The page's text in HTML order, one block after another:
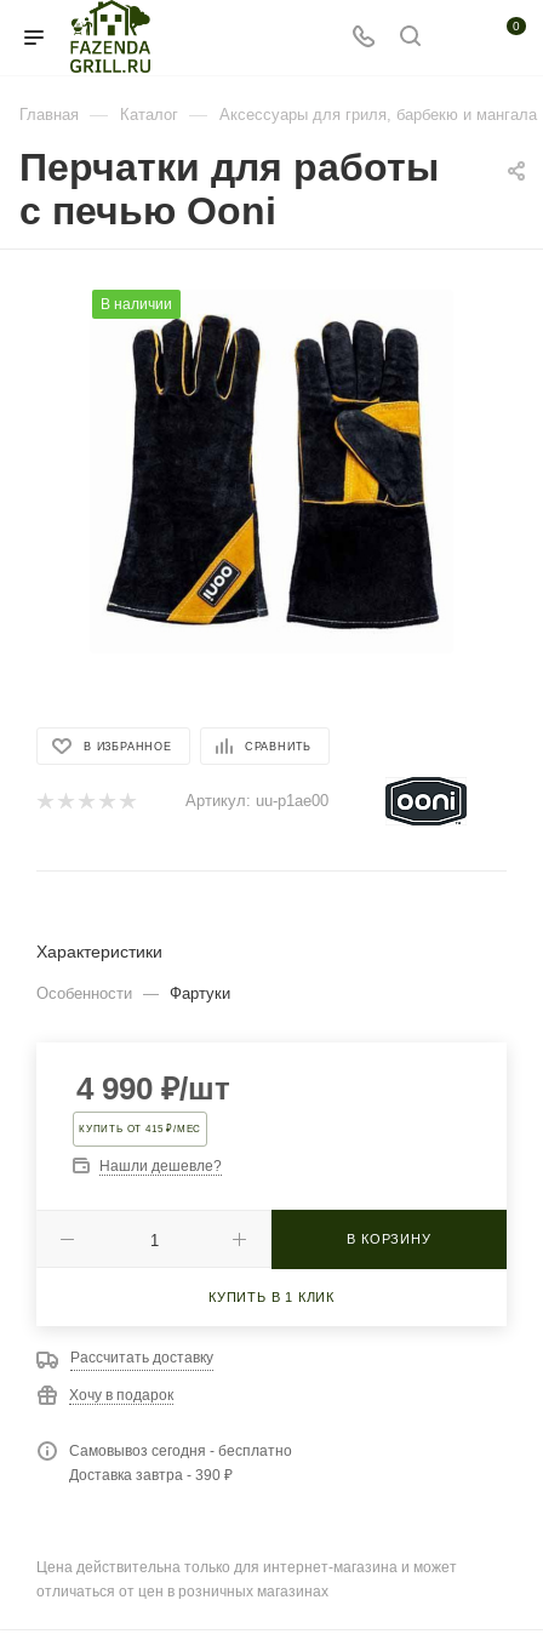
0
Главная — Каталог — Аксессуары для гриля, барбекю и мангала
Перчатки для работы
с печью Ooni
В наличии
В ИЗБРАННОЕ СРАВНИТЬ
Артикул: uu-p1ae00
Характеристики
Особенности — Фартуки
4 990 ₽/шт
КУПИТЬ ОТ 415 ₽/МЕС
Нашли дешевле?
В КОРЗИНУ
КУПИТЬ В 1 КЛИК
Рассчитать доставку
Хочу в подарок
Самовывоз сегодня - бесплатно
Доставка завтра - 390 ₽
Цена действительна только для интернет-магазина и может
отличаться от цен в розничных магазинах